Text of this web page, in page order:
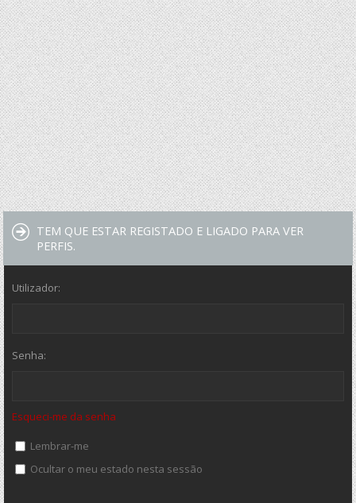
TEM QUE ESTAR REGISTADO E LIGADO PARA VER
PERFIS.
Utilizador:
Senha:
Esqueci-me da senha
Lembrar-me
Ocultar o meu estado nesta sessão